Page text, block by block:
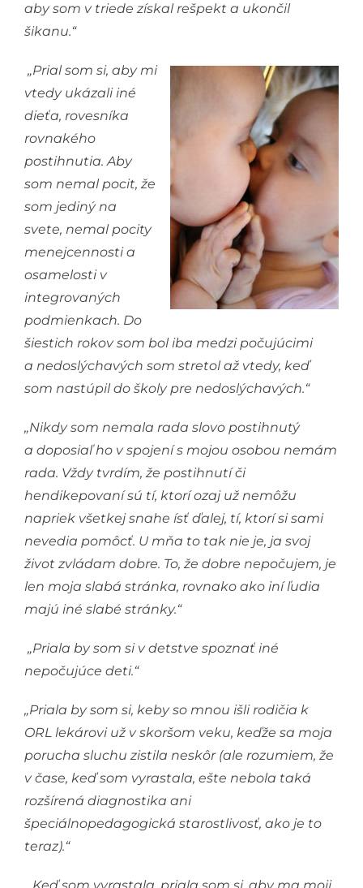
aby som v triede získal rešpekt a ukončil
šikanu.“
„Prial som si, aby mi
vtedy ukázali iné
dieťa, rovesníka
rovnakého
postihnutia. Aby
som nemal pocit, že
som jediný na
svete, nemal pocity
menejcennosti a
osamelosti v
integrovaných
podmienkach. Do
šiestich rokov som bol iba medzi počujúcimi
a nedoslýchavých som stretol až vtedy, keď
som nastúpil do školy pre nedoslýchavých.“
„Nikdy som nemala rada slovo postihnutý
a doposiaľ ho v spojení s mojou osobou nemám
rada. Vždy tvrdím, že postihnutí či
hendikepovaní sú tí, ktorí ozaj už nemôžu
napriek všetkej snahe ísť ďalej, tí, ktorí si sami
nevedia pomôcť. U mňa to tak nie je, ja svoj
život zvládam dobre. To, že dobre nepočujem, je
len moja slabá stránka, rovnako ako iní ľudia
majú iné slabé stránky.“
„Priala by som si v detstve spoznať iné
nepočujúce deti.“
„Priala by som si, keby so mnou išli rodičia k
ORL lekárovi už v skoršom veku, keďže sa moja
porucha sluchu zistila neskôr (ale rozumiem, že
v čase, keď som vyrastala, ešte nebola taká
rozšírená diagnostika ani
špeciálnopedagogická starostlivosť, ako je to
teraz).“